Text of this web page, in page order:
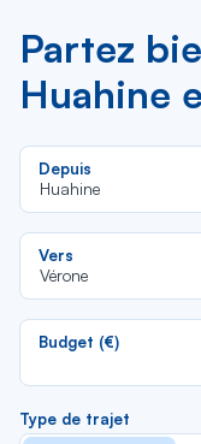
Partez
Huahine
Depuis
Huahine
Vers
Vérone
Budget (€)
Type de trajet